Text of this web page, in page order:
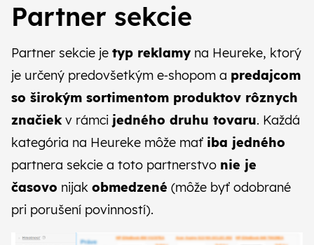
Partner sekcie
Partner sekcie je typ reklamy na Heureke, ktorý
je určený predovšetkým e‑shopom a predajcom
so širokým sortimentom produktov rôznych
značiekv rámci jedného druhu tovaru. Každá
kategória na Heureke môže mať iba jedného
partnera sekcie a toto partnerstvo nie je
časovo nijak obmedzené (môže byť odobrané
pri porušení povinností).